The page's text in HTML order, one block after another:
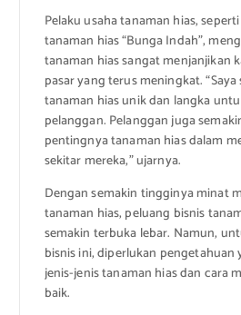
Pelaku usaha tanaman hias,
tanaman hias “Bunga Indah”,
tanaman hias sangat menjanjikan
pasar yang terus meningkat.
tanaman hias unik dan langka
pelanggan. Pelanggan juga
pentingnya tanaman hias dalam
sekitar mereka,” ujarnya.
Dengan semakin tingginya minat
tanaman hias, peluang bisnis
semakin terbuka lebar. Namun,
bisnis ini, diperlukan
jenis-jenis tanaman hias dan cara
baik.